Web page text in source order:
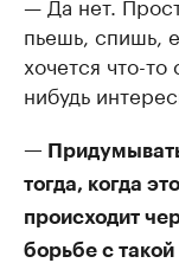
пьешь, спишь,
хочется что-
нибудь
—
тогда, когда
происходит
борьбе с